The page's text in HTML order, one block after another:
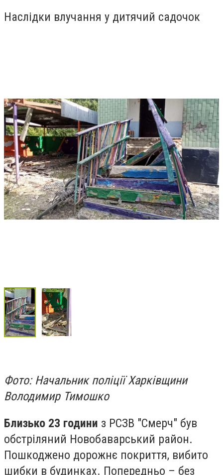
Наслідки влучання у дитячий садочок
Фото: Начальник поліції Харківщини
Володимир Тимошко
Близько 23 години з РСЗВ "Смерч" був
обстріляний Новобаварський район.
Пошкоджено дорожнє покриття, вибито
шибки в будинках. Попередньо – без